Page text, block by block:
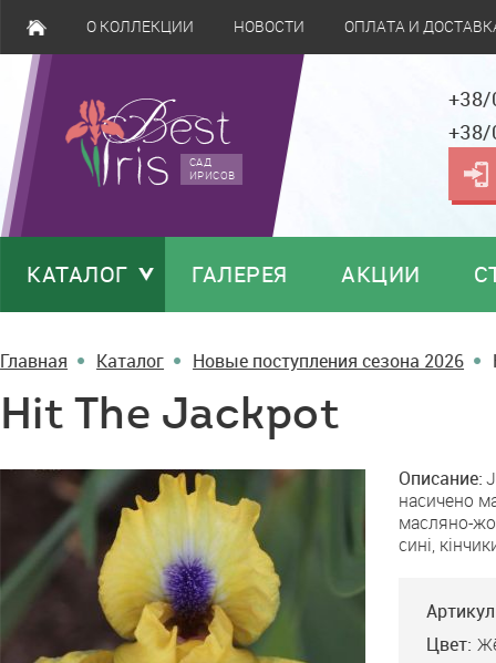
О КОЛЛЕКЦИИ НОВОСТИ ОПЛАТА И
САД
ИРИСОВ
КАТАЛОГ ГАЛЕРЕЯ АКЦИИ
Главная Каталог Новые поступления сезона 2026
Hit The Jackpot
Jackpot
Описание:
насичено
масляно-
сині,
Цвет: